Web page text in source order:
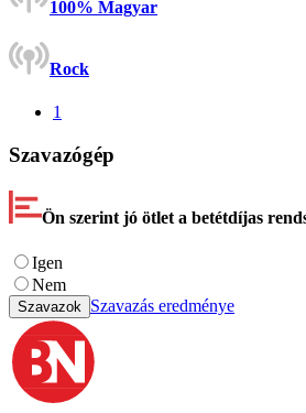
100% Magyar
Rock
1
Szavazógép
Ön szerint jó ötlet a betétdíjas
Igen
Nem
Szavazok Szavazás eredménye